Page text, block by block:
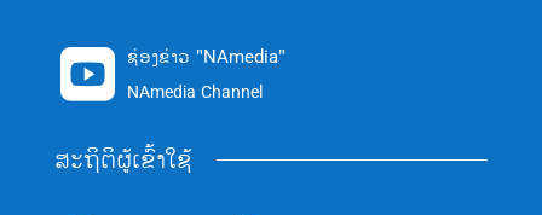
 ຊ່ອງຂ່າວ "NAmedia"
NAmedia Channel
ສະຖິຕິຜູ້ເຂົ້າໃຊ້